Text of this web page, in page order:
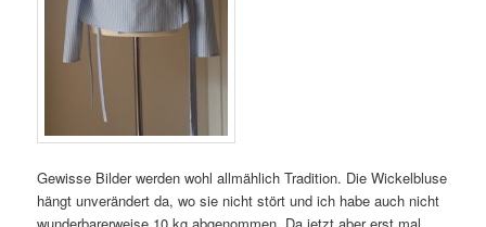
Gewisse Bilder werden wohl allmählich Tradition. Die Wickelbluse
hängt unverändert da, wo sie nicht stört und ich habe auch nicht